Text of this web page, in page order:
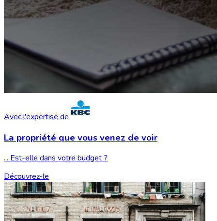
Avec l'expertise de
La propriété que vousvenez de voir
... Est-elle dans votre budget ?
Découvrez-le